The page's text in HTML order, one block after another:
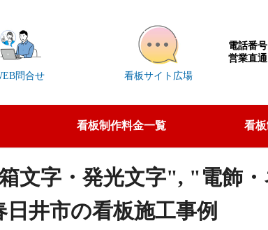
問合せ 看板サイト広場
電話番号
営業直通
看板制作料金一覧 看
文字・発光文字", "電飾
井市の看板施工事例